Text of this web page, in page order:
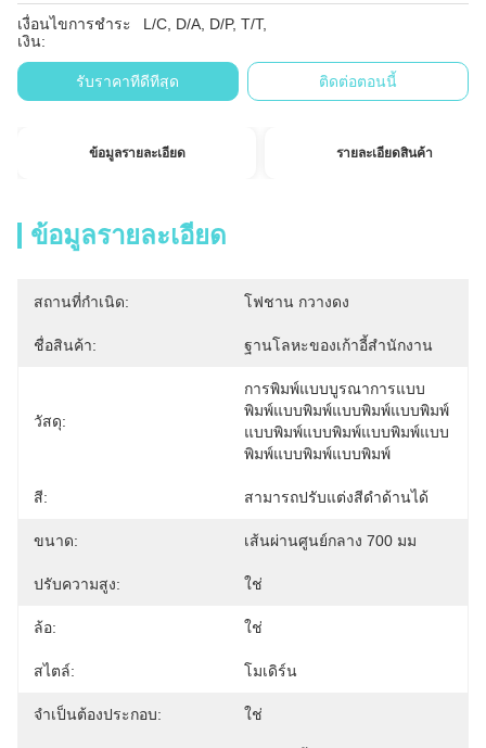
เงื่อนไขการชำระ
เงิน:
L/C, D/A, D/P, T/T,
รับราคาที่ดีที่สุด ติดต่อตอนนี้
ข้อมูลรายละเอียด รายละเอียดสินค้า
ข้อมูลรายละเอียด
สถานที่กำเนิด: โฟชาน กวางดง
ชื่อสินค้า: ฐานโลหะของเก้าอี้สํานักงาน
วัสดุ:
การพิมพ์แบบบูรณาการแบบ
พิมพ์แบบพิมพ์แบบพิมพ์แบบพิมพ์
แบบพิมพ์แบบพิมพ์แบบพิมพ์แบบ
พิมพ์แบบพิมพ์แบบพิมพ์
สี: สามารถปรับแต่งสีดำด้านได้
ขนาด: เส้นผ่านศูนย์กลาง 700 มม
ปรับความสูง: ใช่
ล้อ: ใช่
สไตล์: โมเดิร์น
จำเป็นต้องประกอบ: ใช่